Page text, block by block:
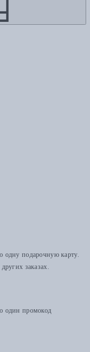
одну подарочную карту.
заказах.
один промокод